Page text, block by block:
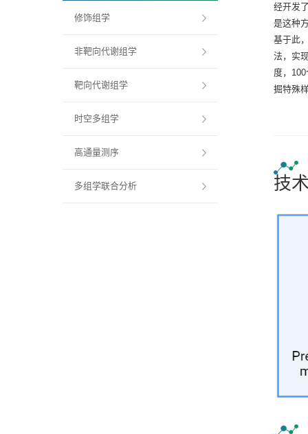
修饰组学
非靶向代谢组学
靶向代谢组学
时空多组学
高通量测序
多组学联合分析
经开发
是这种
基于此
法，实
度，
掘特殊
技